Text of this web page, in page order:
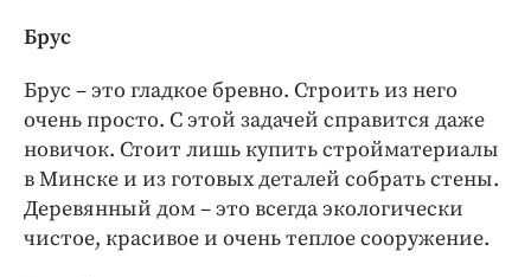
Брус
Брус – это гладкое бревно. Строить из него
очень просто. С этой задачей справится даже
новичок. Стоит лишь купить стройматериалы
в Минске и из готовых деталей собрать стены.
Деревянный дом – это всегда экологически
чистое, красивое и очень теплое сооружение.